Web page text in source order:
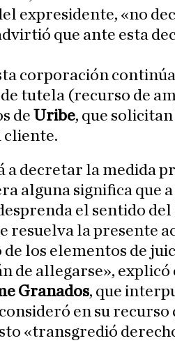
expresidente, «no
que ante esta
corporación
tutela (recurso de
de Uribe, que
cliente.
a decretar la medida
alguna significa que
el sentido del
resuelva la presente
los elementos de
de allegarse»,
Granados, que
en su recurso
«transgredió